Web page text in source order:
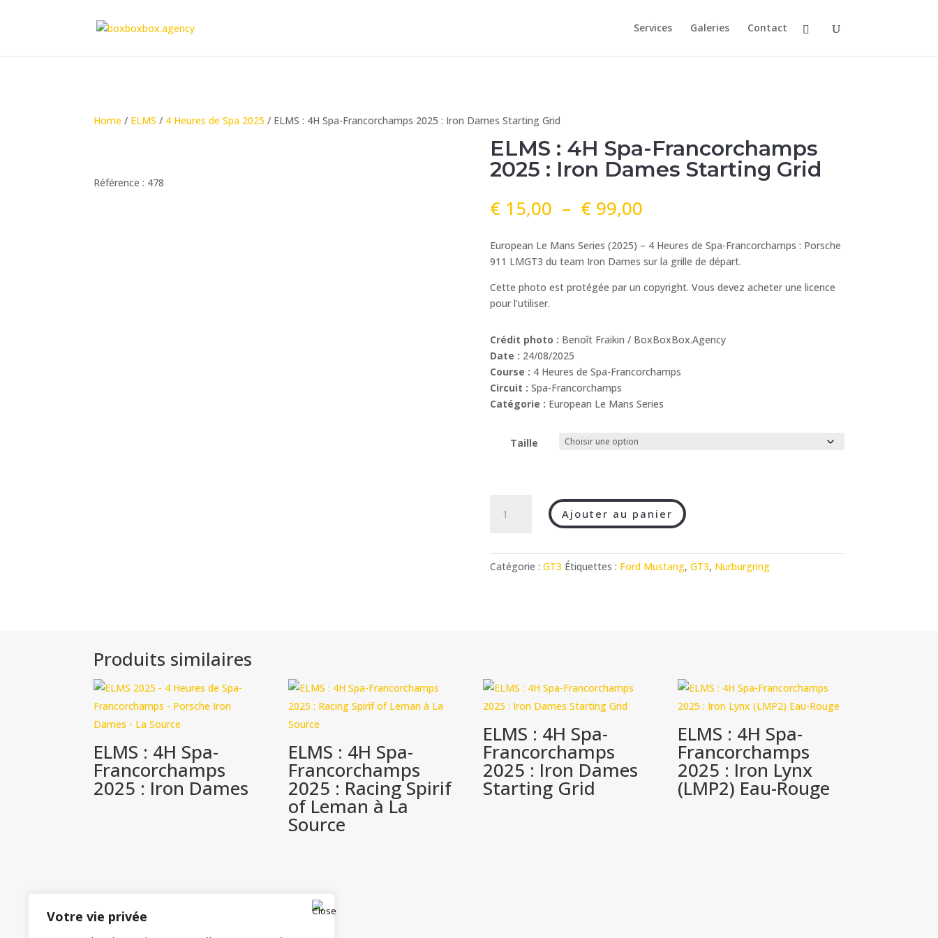
Votre vie privée
Services Galeries Contact
Home / ELMS / 4 Heures de Spa 2025 / ELMS : 4H Spa-Francorchamps 2025 : Iron Dames Starting Grid
Référence : 478
ELMS : 4H Spa-Francorchamps
2025 : Iron Dames Starting Grid
€15,00 – €99,00Plage
prix :
€ 15,00
à
€ 99,00
European Le Mans Series (2025) – 4 Heures de Spa-Francorchamps : Porsche
911 LMGT3 du team Iron Dames sur la grille de départ.
Cette photo est protégée par un copyright. Vous devez acheter une licence
pour l’utiliser.
Crédit photo : Benoît Fraikin / BoxBoxBox.Agency
Date : 24/08/2025
Course : 4 Heures de Spa-Francorchamps
Circuit : Spa-Francorchamps
Catégorie : European Le Mans Series
Taille
:
4H
Starting
Grid
Ajouter au panier
Catégorie : GT3 Étiquettes : Ford Mustang, GT3, Nurburgring
Produits similaires
ELMS : 4H Spa-
Francorchamps
2025 : Iron Dames
ELMS : 4H Spa-
Francorchamps
2025 : Racing Spirif
of Leman à La
Source
ELMS : 4H Spa-
Francorchamps
2025 : Iron Dames
Starting Grid
ELMS : 4H Spa-
Francorchamps
2025 : Iron Lynx
(LMP2) Eau-Rouge